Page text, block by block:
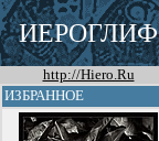
ИЕРОГЛИФ
http://Hiero.Ru
ИЗБРАННОЕ